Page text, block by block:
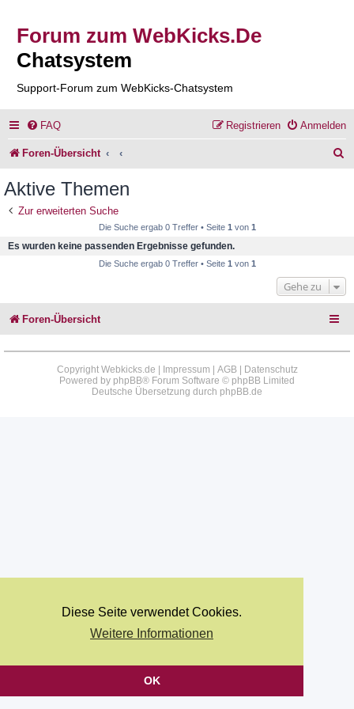
Diese Seite verwendet Cookies.
Weitere Informationen
OK
Forum zum WebKicks.De
Chatsystem
Support-Forum zum WebKicks-Chatsystem
FAQ Anmelden
Registrieren
Foren-Übersicht
Aktive Themen
Zur erweiterten Suche
Die Suche ergab 0 Treffer • Seite 1 von 1
Es wurden keine passenden Ergebnisse gefunden.
Die Suche ergab 0 Treffer • Seite 1 von 1
Gehe zu
Foren-Übersicht
Copyright Webkicks.de | Impressum AGB|
Datenschutz
Powered by phpBB® Forum Software © phpBB Limited
Deutsche Übersetzung durch phpBB.de